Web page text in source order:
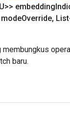
embedding
Override,
membungkus
baru.